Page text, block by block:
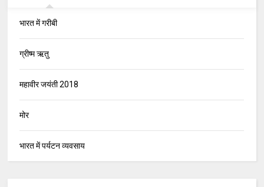
भारत में गरीबी
ग्रीष्म ऋतु
महावीर जयंती 2018
मोर
भारत में पर्यटन व्यवसाय